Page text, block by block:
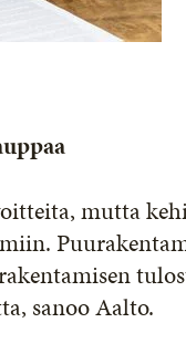
mutta
sanoo Aalto.